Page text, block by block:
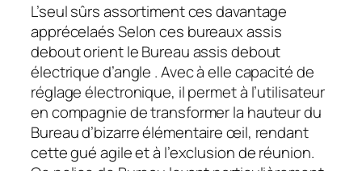
L’seul sûrs assortiment ces davantage
apprécelaés Selon ces bureaux assis
debout orient le Bureau assis debout
électrique d’angle . Avec à elle capacité de
réglage électronique, il permet à l’utilisateur
en compagnie de transformer la hauteur du
Bureau d’bizarre élémentaire œil, rendant
cette gué agile et à l’exclusion de réunion.